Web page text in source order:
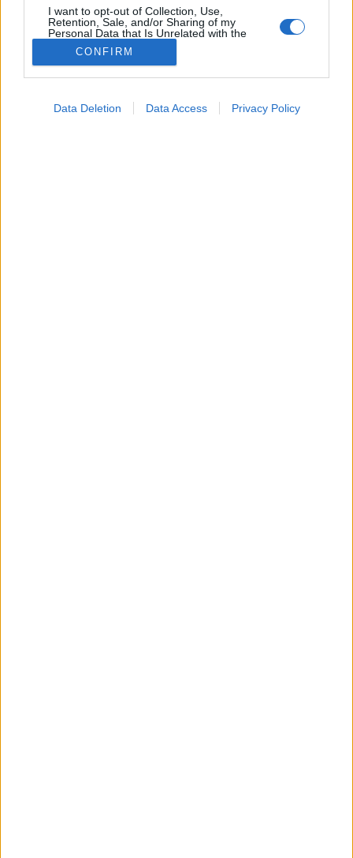
I want to opt-out of Collection, Use,
Retention, Sale, and/or Sharing of my
Personal Data that Is Unrelated with the
Purposes for which it was collected.
Opted Out
CONFIRM
Data Deletion Data Access Privacy Policy